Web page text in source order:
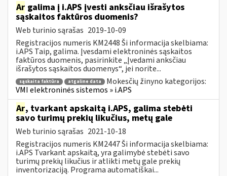
Ar galima į i.APS įvesti anksčiau išrašytos
sąskaitos faktūros duomenis?
Web turinio sąrašas 2019-10-09
Registracijos numeris KM2448 Ši informacija skelbiama:
i.APS Taip, galima. Įvesdami elektroninės sąskaitos
faktūros duomenis, pasirinkite „Įvedami anksčiau
išrašytos sąskaitos duomenys“, jei norite...
sąskaita faktūra atgaline data
Mokesčių žinyno kategorijos:
VMI elektroninės sistemos » i.APS
Ar, tvarkant apskaitą i.APS, galima stebėti
savo turimų prekių likučius, metų gale
Web turinio sąrašas 2021-10-18
Registracijos numeris KM2447 Ši informacija skelbiama:
i.APS Tvarkant apskaitą, yra galimybė stebėti savo
turimų prekių likučius ir atlikti metų gale prekių
inventorizaciją. Programa automatiškai...